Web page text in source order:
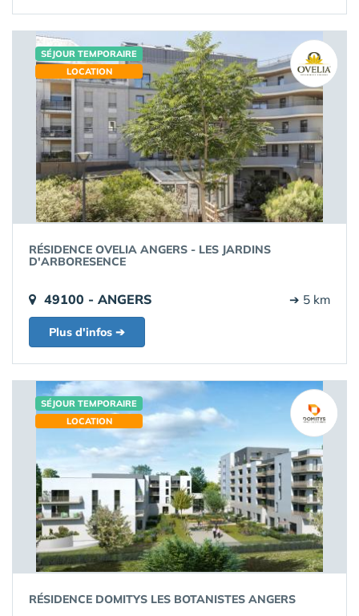
SÉJOUR TEMPORAIRE
LOCATION
RÉSIDENCE OVELIA ANGERS - LES JARDINS
D'ARBORESENCE
49100 - ANGERS ➔ 5 km
Plus d'infos ➔
SÉJOUR TEMPORAIRE
LOCATION
RÉSIDENCE DOMITYS LES BOTANISTES ANGERS